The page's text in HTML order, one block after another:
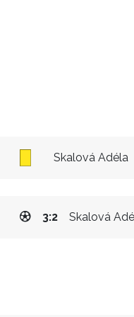
Skalová Adéla
Skalová
3:2